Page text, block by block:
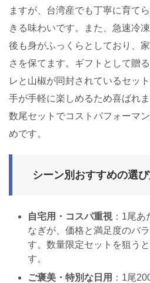
ますが、台湾産でも丁寧に育て
きる味わいです。また、急速冷
後も身がふっくらとしており、
さを保てます。ギフトとして贈
レと山椒が同封されているセッ
手が手軽に楽しめるため喜ばれ
数尾セットでコストパフォーマ
めです。
シーン別おすすめの選
自宅用・コスパ重視 ：1尾
なぎが、価格と満足度のバ
す。数量限定セットを狙う
す。
ご褒美・特別な日用 ：1尾